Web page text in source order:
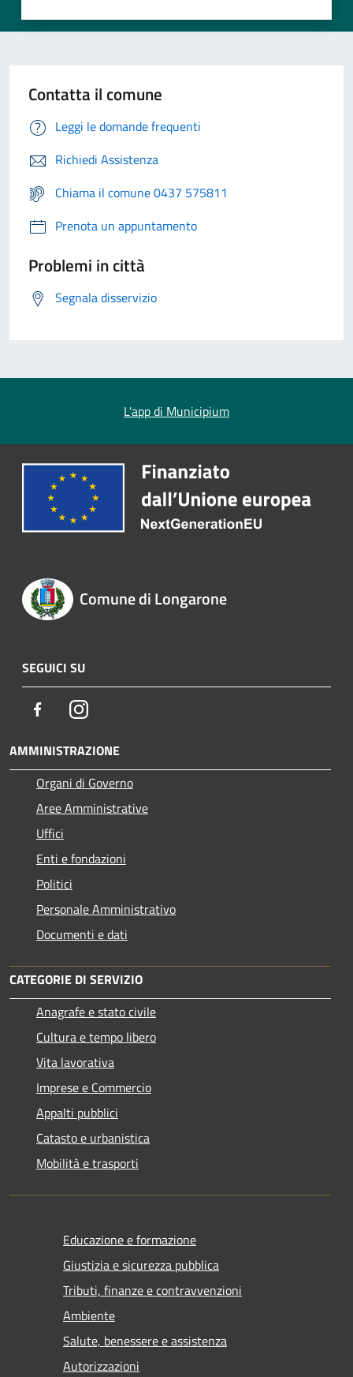
Contatta il comune
Leggi le domande frequenti
Richiedi Assistenza
Chiama il comune 0437 575811
Prenota un appuntamento
Problemi in città
Segnala disservizio
L'app di Municipium
Comune di Longarone
SEGUICI SU
FacebookInstagram
AMMINISTRAZIONE
Organi di Governo
Aree Amministrative
Uffici
Enti e fondazioni
Politici
Personale Amministrativo
Documenti e dati
CATEGORIE DI SERVIZIO
Anagrafe e stato civile
Cultura e tempo libero
Vita lavorativa
Imprese e Commercio
Appalti pubblici
Catasto e urbanistica
Mobilità e trasporti
Educazione e formazione
Giustizia e sicurezza pubblica
Tributi, finanze e contravvenzioni
Ambiente
Salute, benessere e assistenza
Autorizzazioni